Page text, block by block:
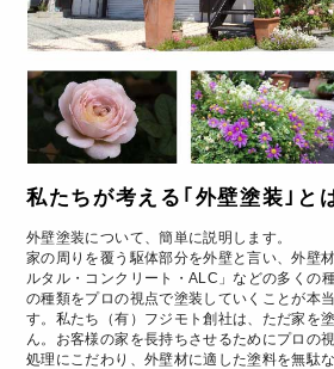
私たちが考える｢外壁塗装｣と
外壁塗装について、簡単に説明します。
家の周りを覆う駆体部分を外壁と言い、外壁
ルタル・コンクリート・ALC」などの多くの
の種類をプロの視点で塗装していくことが本
す。私たち（有）フジモト創社は、ただ家を
ん。お客様の家を長持ちさせるためにプロの
処理にこだわり、外壁材に適した塗料を無駄